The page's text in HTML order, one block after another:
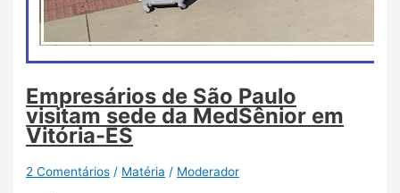
Empresários de São Paulo
visitam sede da MedSênior em
Vitória-ES
2 Comentários / Matéria / Moderador